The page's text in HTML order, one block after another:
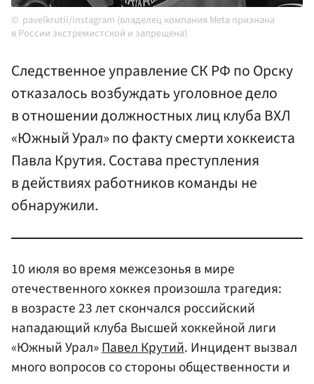
pavelkrutii/Instagram (владелец компания Meta признана
в России экстремистской и запрещена)
Следственное управление СК РФ по Орску
отказалось возбуждать уголовное дело
в отношении должностных лиц клуба ВХЛ
«Южный Урал» по факту смерти хоккеиста
Павла Крутия. Состава преступления
в действиях работников команды не
обнаружили.
10 июля во время межсезонья в мире
отечественного хоккея произошла трагедия:
в возрасте 23 лет скончался российский
нападающий клуба Высшей хоккейной лиги
«Южный Урал»Павел Крутий. Инцидент вызвал
много вопросов со стороны общественности и